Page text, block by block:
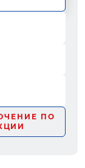
ПО